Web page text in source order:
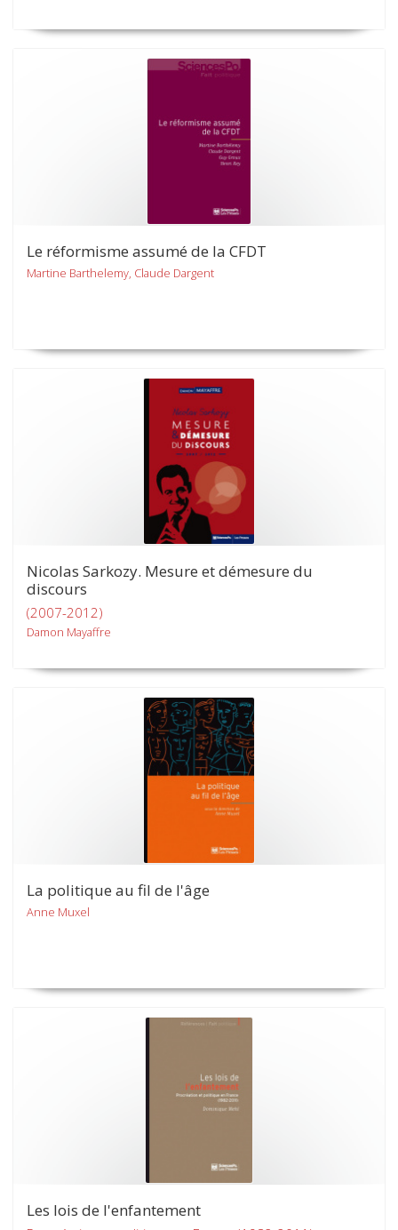
Le réformisme assumé de la CFDT
Martine Barthelemy, Claude Dargent
Nicolas Sarkozy. Mesure et démesure du
discours
(2007-2012)
Damon Mayaffre
La politique au fil de l'âge
Anne Muxel
Les lois de l'enfantement